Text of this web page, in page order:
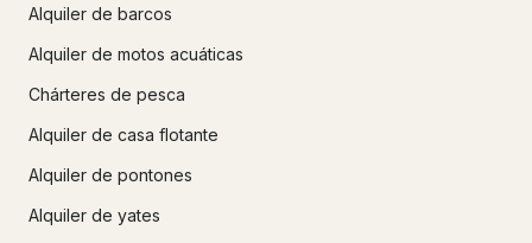
Alquiler de barcos
Alquiler de motos acuáticas
Chárteres de pesca
Alquiler de casa flotante
Alquiler de pontones
Alquiler de yates